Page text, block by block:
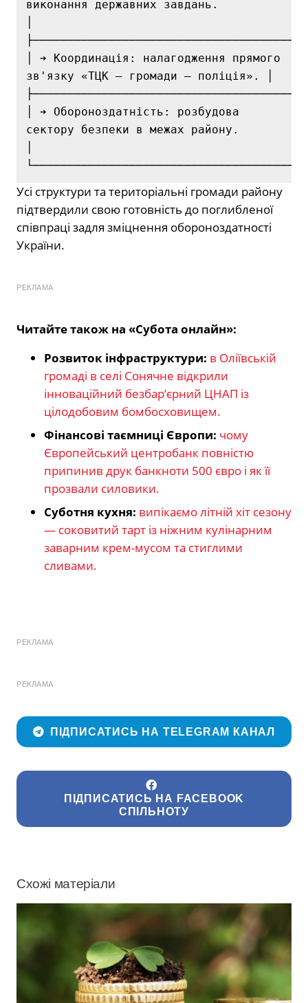
виконання державних завдань.
│ ➔ Координація: налагодження прямого
зв'язку «ТЦК — громади — поліція». │
│ ➔ Обороноздатність: розбудова
сектору безпеки в межах району.
Усі структури та територіальні громади району
підтвердили свою готовність до поглибленої
співпраці задля зміцнення обороноздатності
України.
РЕКЛАМА
Читайте також на «Субота онлайн»:
Розвиток інфраструктури: в Оліївській
громаді в селі Сонячне відкрили
інноваційний безбар’єрний ЦНАП із
цілодобовим бомбосховищем.
Фінансові таємниці Європи: чому
Європейський центробанк повністю
припинив друк банкноти 500 євро і як її
прозвали силовики.
Суботня кухня: випікаємо літній хіт сезону
— соковитий тарт із ніжним кулінарним
заварним крем-мусом та стиглими
сливами.
РЕКЛАМА
РЕКЛАМА
ПІДПИСАТИСЬ НА TELEGRAM КАНАЛ
ПІДПИСАТИСЬ НА FACEBOOK
СПІЛЬНОТУ
Схожі матеріали